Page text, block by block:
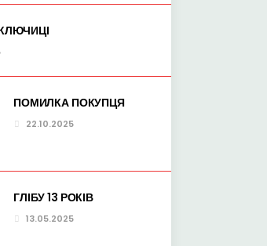
ПОМИЛКА ПОКУПЦЯ
22.10.2025
ГЛІБУ 13 РОКІВ
13.05.2025